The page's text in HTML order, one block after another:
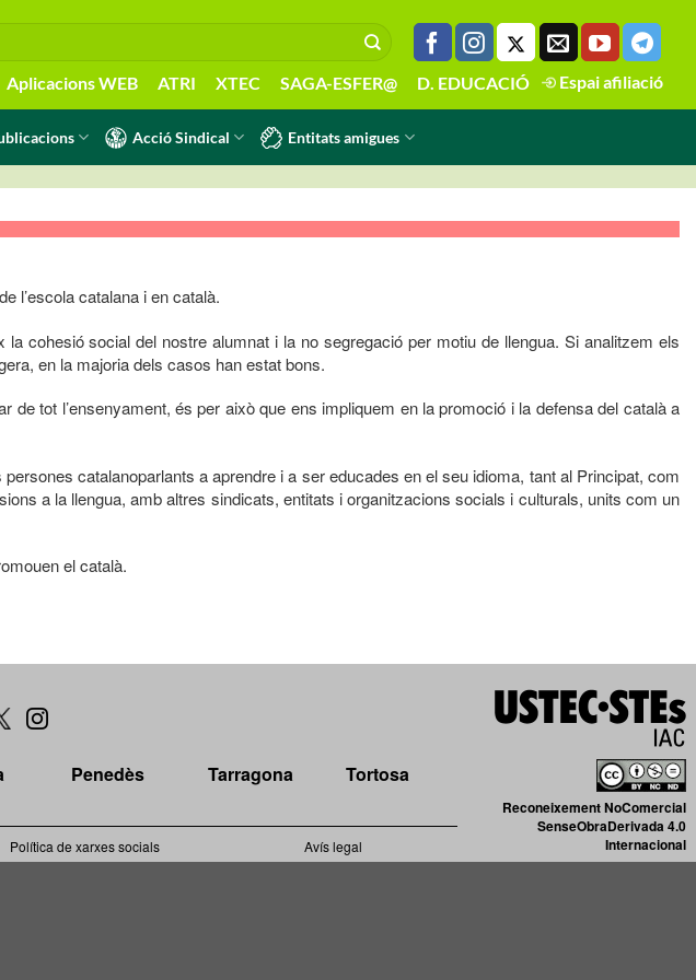
Aplicacions WEB ATRI XTEC SAGA-ESFER@ D. EDUCACIÓ Espai afiliació
Acció Sindical Entitats amigues
l’escola catalana i en català.
cohesió social del nostre alumnat i la no segregació per motiu de llengua. Si analitzem els
en la majoria dels casos han estat bons.
tot l’ensenyament, és per això que ens impliquem en la promoció i la defensa del català a
catalanoparlants a aprendre i a ser educades en el seu idioma, tant al Principat, com
a la llengua, amb altres sindicats, entitats i organitzacions socials i culturals, units com un
el català.
Penedès Tarragona Tortosa
Política de xarxes socials Avís legal
Reconeixement NoComercial
SenseObraDerivada 4.0
Internacional